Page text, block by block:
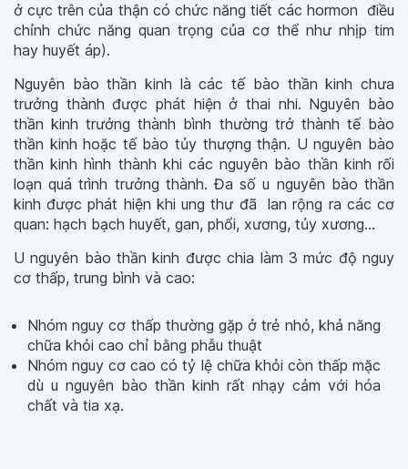
ở cực trên của thận có chức năng tiết các hormon điều
chỉnh chức năng quan trọng của cơ thể như nhịp tim
hay huyết áp).
Nguyên bào thần kinh là các tế bào thần kinh chưa
trưởng thành được phát hiện ở thai nhi. Nguyên bào
thần kinh trưởng thành bình thường trở thành tế bào
thần kinh hoặc tế bào tủy thượng thận. U nguyên bào
thần kinh hình thành khi các nguyên bào thần kinh rối
loạn quá trình trưởng thành. Đa số u nguyên bào thần
kinh được phát hiện khi ung thư đã lan rộng ra các cơ
quan: hạch bạch huyết, gan, phổi, xương, tủy xương...
U nguyên bào thần kinh được chia làm 3 mức độ nguy
cơ thấp, trung bình và cao:
Nhóm nguy cơ thấp thường gặp ở trẻ nhỏ, khả năng
chữa khỏi cao chỉ bằng phẫu thuật
Nhóm nguy cơ cao có tỷ lệ chữa khỏi còn thấp mặc
dù u nguyên bào thần kinh rất nhạy cảm với hóa
chất và tia xạ.